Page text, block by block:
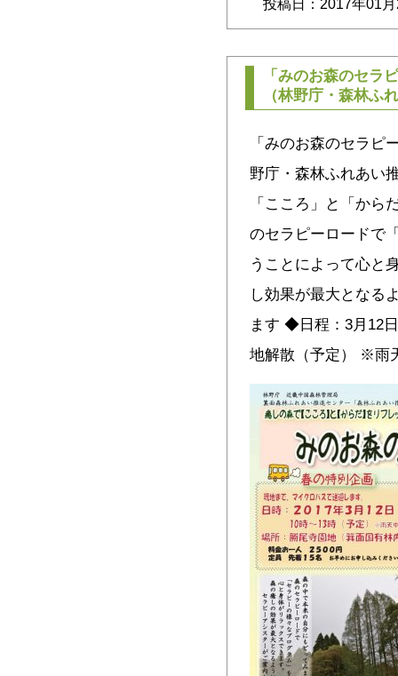
投稿日：2017年01
「みのお森のセ
（林野庁・森林ふ
「みのお森のセラ
野庁・森林ふれあい
「こころ」と「から
のセラピーロードで
うことによって心と
し効果が最大となる
ます ◆日程：3月12
地解散（予定） ※雨